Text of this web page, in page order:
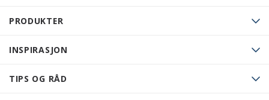
PRODUKTER
INSPIRASJON
TIPS OG RÅD